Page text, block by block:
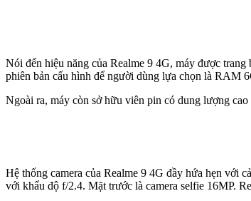
Nói đến hiệu năng của Realme 9 4G, máy được
phiên bản cấu hình để người dùng lựa chọn là
Ngoài ra, máy còn sở hữu viên pin có dung lượng
Hệ thống camera của Realme 9 4G đầy hứa hẹn với
với khẩu độ f/2.4. Mặt trước là camera selfie 16MP.